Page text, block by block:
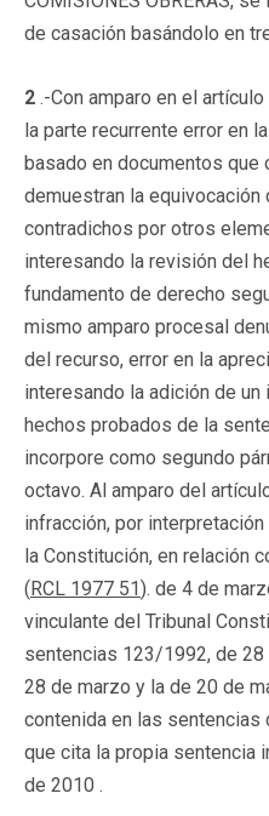
de casación basándolo en
2 .-Con amparo en el
la parte recurrente error en
basado en documentos que
demuestran la equivocación
contradichos por otros
interesando la revisión del
fundamento de derecho
mismo amparo procesal
del recurso, error en la
interesando la adición de
hechos probados de la
incorpore como segundo
octavo. Al amparo del
infracción, por
la Constitución, en relación
(RCL 1977 51). de 4 de
vinculante del Tribunal
sentencias 123/1992, de
28 de marzo y la de 20 de
contenida en las sentencias
que cita la propia sentencia
de 2010 .